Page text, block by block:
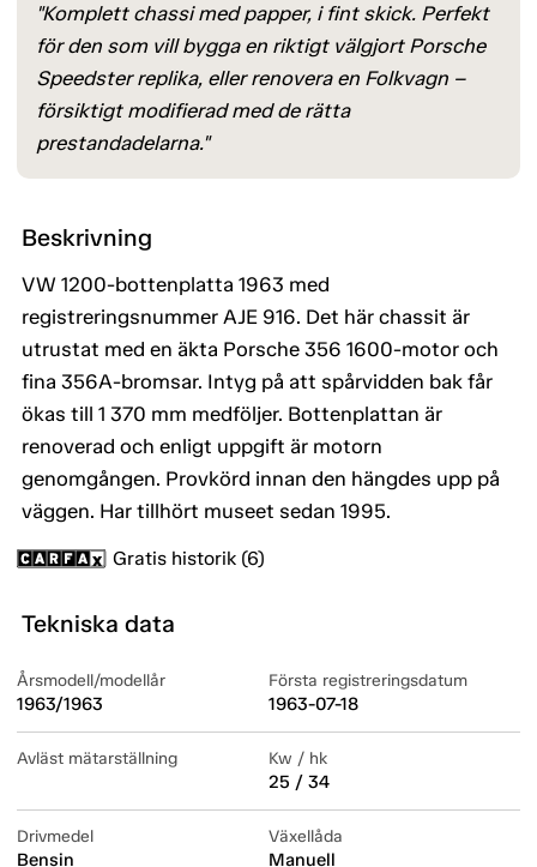
"Komplett chassi med papper, i fint skick. Perfekt
för den som vill bygga en riktigt välgjort Porsche
Speedster replika, eller renovera en Folkvagn –
försiktigt modifierad med de rätta
prestandadelarna."
Beskrivning
VW 1200-bottenplatta 1963 med
registreringsnummer AJE 916. Det här chassit är
utrustat med en äkta Porsche 356 1600-motor och
fina 356A-bromsar. Intyg på att spårvidden bak får
ökas till 1 370 mm medföljer. Bottenplattan är
renoverad och enligt uppgift är motorn
genomgången. Provkörd innan den hängdes upp på
väggen. Har tillhört museet sedan 1995.
Gratis historik (6)
Tekniska data
Årsmodell/modellår
1963/1963
Första registreringsdatum
1963-07-18
Avläst mätarställning Kw / hk
25 / 34
Drivmedel
Bensin
Växellåda
Manuell